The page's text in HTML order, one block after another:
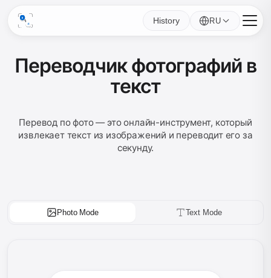
History RU
Переводчик фотографий в
текст
Перевод по фото — это онлайн-инструмент, который
извлекает текст из изображений и переводит его за
секунду.
Photo Mode Text Mode